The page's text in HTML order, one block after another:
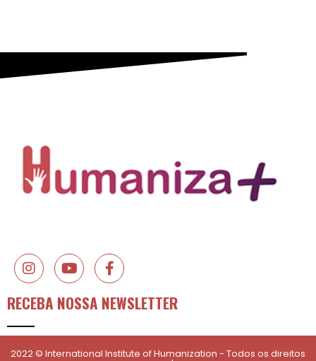
RECEBA NOSSA NEWSLETTER
2022 © International Institute of Humanization - Todos os direitos